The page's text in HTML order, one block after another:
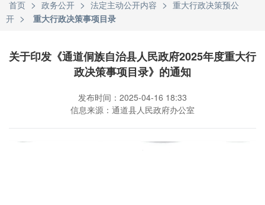
首页 > 政务公开 > 法定主动公开内容 > 重大行政决策预公
开 > 重大行政决策事项目录
关于印发《通道侗族自治县人民政府2025年度重大行
政决策事项目录》的通知
发布时间：2025-04-16 18:33
信息来源：通道县人民政府办公室